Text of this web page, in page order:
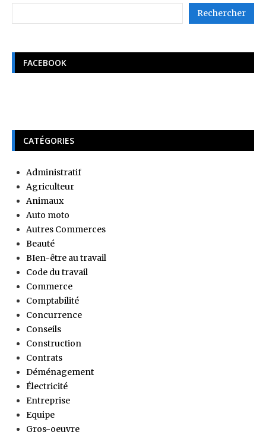
Rechercher
FACEBOOK
CATÉGORIES
Administratif
Agriculteur
Animaux
Auto moto
Autres Commerces
Beauté
BIen-être au travail
Code du travail
Commerce
Comptabilité
Concurrence
Conseils
Construction
Contrats
Déménagement
Électricité
Entreprise
Equipe
Gros-oeuvre